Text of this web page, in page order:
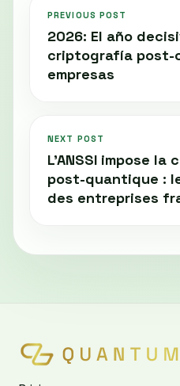
PREVIOUS POST
2026: El año
criptografía post-
empresas
NEXT POST
L'ANSSI impose la
post-quantique :
des entreprises